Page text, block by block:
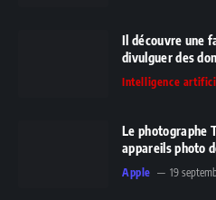
Il découvre une
divulguer des
Intelligence
Le photographe
appareils photo
Apple 19